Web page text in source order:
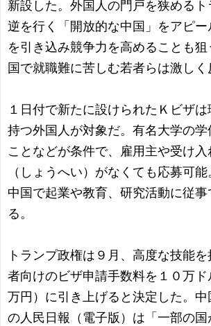
新設した。外国人の門戸を狭める
逆を行く「開放的な中国」をアピ
を引き込み競争力を高めることも
国で就職難に苦しむ若者らは激しく
１日付で新たに設けられたＫビザ
持つ外国人が対象だ。有名大学の学
ことなどが条件で、雇用主や受け
（しょうへい）がなくても応募可能
中国で起業や教育、研究活動に従
る。
トランプ政権は９月、高度な技能
者向けのビザ申請手数料を１０万ド
万円）に引き上げると決定した。
の人民日報（電子版）は「一部の